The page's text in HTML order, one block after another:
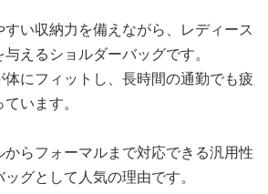
い収納力を備えながら、レディース
えるショルダーバッグです。
にフィットし、長時間の通勤でも疲
います。
らフォーマルまで対応できる汎用性
グとして人気の理由です。